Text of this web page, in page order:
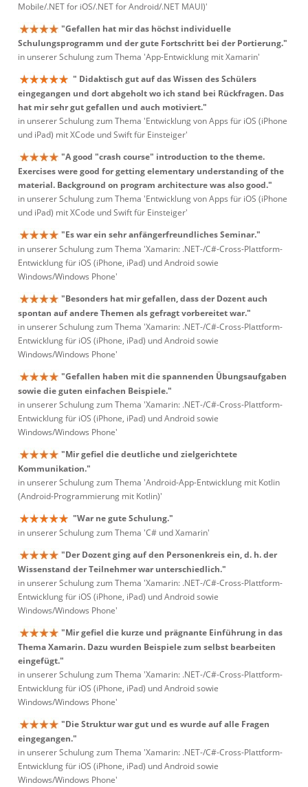
Mobile/.NET for iOS/.NET for Android/.NET MAUI)'
"Gefallen hat mir das höchst individuelle
Schulungsprogramm und der gute Fortschritt bei der Portierung."
in unserer Schulung zum Thema 'App-Entwicklung mit Xamarin'
" Didaktisch gut auf das Wissen des Schülers
eingegangen und dort abgeholt wo ich stand bei Rückfragen. Das
hat mir sehr gut gefallen und auch motiviert."
in unserer Schulung zum Thema 'Entwicklung von Apps für iOS (iPhone
und iPad) mit XCode und Swift für Einsteiger'
"A good "crash course" introduction to the theme.
Exercises were good for getting elementary understanding of the
material. Background on program architecture was also good."
in unserer Schulung zum Thema 'Entwicklung von Apps für iOS (iPhone
und iPad) mit XCode und Swift für Einsteiger'
"Es war ein sehr anfängerfreundliches Seminar."
in unserer Schulung zum Thema 'Xamarin: .NET-/C#-Cross-Plattform-
Entwicklung für iOS (iPhone, iPad) und Android sowie
Windows/Windows Phone'
"Besonders hat mir gefallen, dass der Dozent auch
spontan auf andere Themen als gefragt vorbereitet war."
in unserer Schulung zum Thema 'Xamarin: .NET-/C#-Cross-Plattform-
Entwicklung für iOS (iPhone, iPad) und Android sowie
Windows/Windows Phone'
"Gefallen haben mit die spannenden Übungsaufgaben
sowie die guten einfachen Beispiele."
in unserer Schulung zum Thema 'Xamarin: .NET-/C#-Cross-Plattform-
Entwicklung für iOS (iPhone, iPad) und Android sowie
Windows/Windows Phone'
"Mir gefiel die deutliche und zielgerichtete
Kommunikation."
in unserer Schulung zum Thema 'Android-App-Entwicklung mit Kotlin
(Android-Programmierung mit Kotlin)'
"War ne gute Schulung."
in unserer Schulung zum Thema 'C# und Xamarin'
"Der Dozent ging auf den Personenkreis ein, d. h. der
Wissenstand der Teilnehmer war unterschiedlich."
in unserer Schulung zum Thema 'Xamarin: .NET-/C#-Cross-Plattform-
Entwicklung für iOS (iPhone, iPad) und Android sowie
Windows/Windows Phone'
"Mir gefiel die kurze und prägnante Einführung in das
Thema Xamarin. Dazu wurden Beispiele zum selbst bearbeiten
eingefügt."
in unserer Schulung zum Thema 'Xamarin: .NET-/C#-Cross-Plattform-
Entwicklung für iOS (iPhone, iPad) und Android sowie
Windows/Windows Phone'
"Die Struktur war gut und es wurde auf alle Fragen
eingegangen."
in unserer Schulung zum Thema 'Xamarin: .NET-/C#-Cross-Plattform-
Entwicklung für iOS (iPhone, iPad) und Android sowie
Windows/Windows Phone'